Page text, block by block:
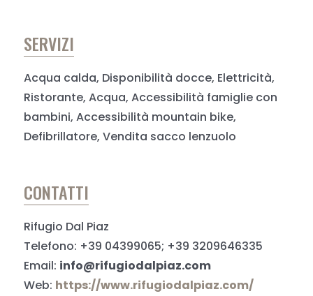
SERVIZI
Acqua calda, Disponibilità docce, Elettricità,
Ristorante, Acqua, Accessibilità famiglie con
bambini, Accessibilità mountain bike,
Defibrillatore, Vendita sacco lenzuolo
CONTATTI
Rifugio Dal Piaz
Telefono: +39 04399065; +39 3209646335
Email: info@rifugiodalpiaz.com
Web: https://www.rifugiodalpiaz.com/